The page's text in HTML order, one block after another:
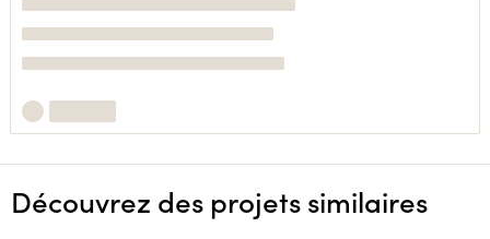
Découvrez des projets similaires